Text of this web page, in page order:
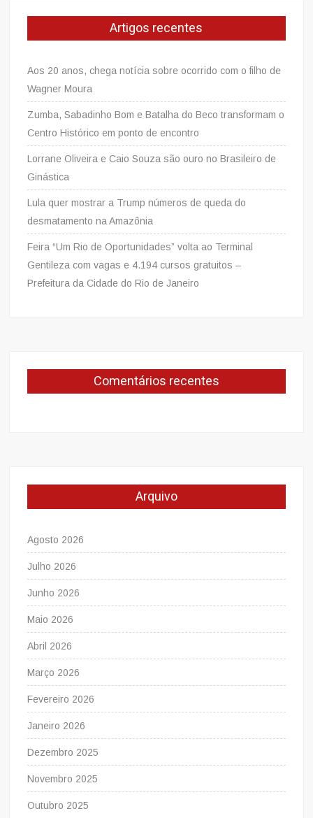
Artigos recentes
Aos 20 anos, chega notícia sobre ocorrido com o filho de
Wagner Moura
Zumba, Sabadinho Bom e Batalha do Beco transformam o
Centro Histórico em ponto de encontro
Lorrane Oliveira e Caio Souza são ouro no Brasileiro de
Ginástica
Lula quer mostrar a Trump números de queda do
desmatamento na Amazônia
Feira “Um Rio de Oportunidades” volta ao Terminal
Gentileza com vagas e 4.194 cursos gratuitos –
Prefeitura da Cidade do Rio de Janeiro
Comentários recentes
Arquivo
Agosto 2026
Julho 2026
Junho 2026
Maio 2026
Abril 2026
Março 2026
Fevereiro 2026
Janeiro 2026
Dezembro 2025
Novembro 2025
Outubro 2025